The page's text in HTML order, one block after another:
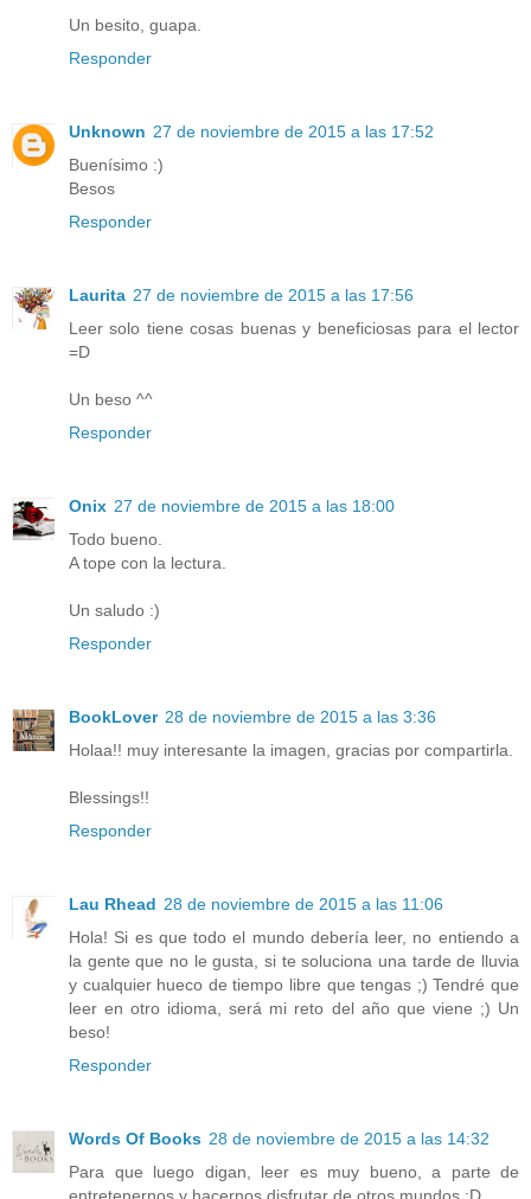
Un besito, guapa.
Responder
Unknown 27 de noviembre de 2015 a las 17:52
Buenísimo :)
Besos
Responder
Laurita 27 de noviembre de 2015 a las 17:56
Leer solo tiene cosas buenas y beneficiosas para el lector
=D
Un beso ^^
Responder
Onix 27 de noviembre de 2015 a las 18:00
Todo bueno.
A tope con la lectura.
Un saludo :)
Responder
BookLover 28 de noviembre de 2015 a las 3:36
Holaa!! muy interesante la imagen, gracias por compartirla.
Blessings!!
Responder
Lau Rhead 28 de noviembre de 2015 a las 11:06
Hola! Si es que todo el mundo debería leer, no entiendo a
la gente que no le gusta, si te soluciona una tarde de lluvia
y cualquier hueco de tiempo libre que tengas ;) Tendré que
leer en otro idioma, será mi reto del año que viene ;) Un
beso!
Responder
Words Of Books 28 de noviembre de 2015 a las 14:32
Para que luego digan, leer es muy bueno, a parte de
entretenernos y hacernos disfrutar de otros mundos :D